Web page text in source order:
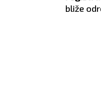
bliže